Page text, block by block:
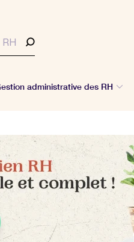
administrative des RH